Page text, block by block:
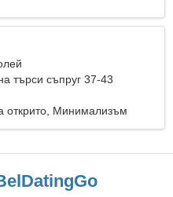
търси съпруг 37-43
открито, Минимализъм